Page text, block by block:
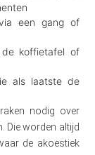
een gang of
koffietafel of
als laatste de
nodig over
Die worden altijd
de akoestiek